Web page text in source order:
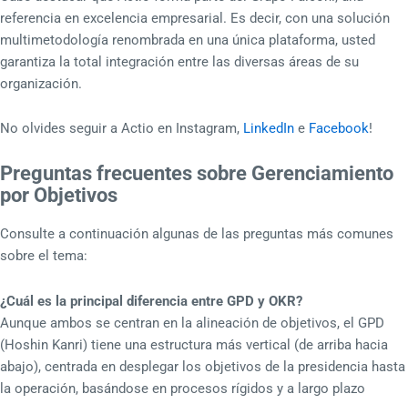
referencia en excelencia empresarial. Es decir, con una solución
multimetodología renombrada en una única plataforma, usted
garantiza la total integración entre las diversas áreas de su
organización.
No olvides seguir a Actio en Instagram, LinkedIn e Facebook!
Preguntas frecuentes sobre Gerenciamiento
por Objetivos
Consulte a continuación algunas de las preguntas más comunes
sobre el tema:
¿Cuál es la principal diferencia entre GPD y OKR?
Aunque ambos se centran en la alineación de objetivos, el GPD
(Hoshin Kanri) tiene una estructura más vertical (de arriba hacia
abajo), centrada en desplegar los objetivos de la presidencia hasta
la operación, basándose en procesos rígidos y a largo plazo